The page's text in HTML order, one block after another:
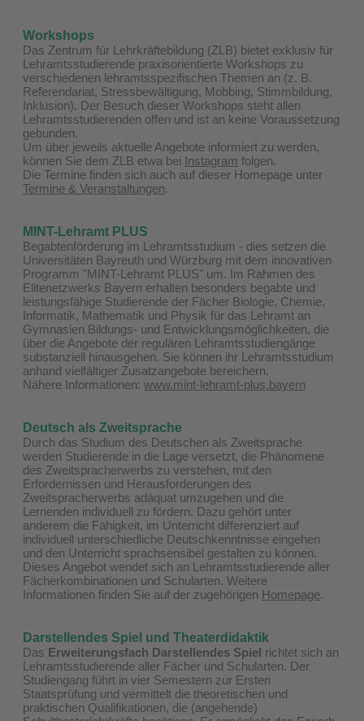
Workshops
Das Zentrum für Lehrkräftebildung (ZLB) bietet exklusiv für
Lehramtsstudierende praxisorientierte Workshops zu
verschiedenen lehramtsspezifischen Themen an (z. B.
Referendariat, Stressbewältigung, Mobbing, Stimmbildung,
Inklusion). Der Besuch dieser Workshops steht allen
Lehramtsstudierenden offen und ist an keine Voraussetzung
gebunden.
Um über jeweils aktuelle Angebote informiert zu werden,
können Sie dem ZLB etwa bei Instagram folgen.
Die Termine finden sich auch auf dieser Homepage unter
Termine & Veranstaltungen.
MINT-Lehramt PLUS
Begabtenförderung im Lehramtsstudium - dies setzen die
Universitäten Bayreuth und Würzburg mit dem innovativen
Programm "MINT-Lehramt PLUS" um. Im Rahmen des
Elitenetzwerks Bayern erhalten besonders begabte und
leistungsfähige Studierende der Fächer Biologie, Chemie,
Informatik, Mathematik und Physik für das Lehramt an
Gymnasien Bildungs- und Entwicklungsmöglichkeiten, die
über die Angebote der regulären Lehramtsstudiengänge
substanziell hinausgehen. Sie können ihr Lehramtsstudium
anhand vielfältiger Zusatzangebote bereichern.
Nähere Informationen: www.mint-lehramt-plus.bayern
Deutsch als Zweitsprache
Durch das Studium des Deutschen als Zweitsprache
werden Studierende in die Lage versetzt, die Phänomene
des Zweitspracherwerbs zu verstehen, mit den
Erfordernissen und Herausforderungen des
Zweitspracherwerbs adäquat umzugehen und die
Lernenden individuell zu fördern. Dazu gehört unter
anderem die Fähigkeit, im Unterricht differenziert auf
individuell unterschiedliche Deutschkenntnisse eingehen
und den Unterricht sprachsensibel gestalten zu können.
Dieses Angebot wendet sich an Lehramtsstudierende aller
Fächerkombinationen und Schularten. Weitere
Informationen finden Sie auf der zugehörigen Homepage.
Darstellendes Spiel und Theaterdidaktik
Das Erweiterungsfach Darstellendes Spiel richtet sich an
Lehramtsstudierende aller Fächer und Schularten. Der
Studiengang führt in vier Semestern zur Ersten
Staatsprüfung und vermittelt die theoretischen und
praktischen Qualifikationen, die (angehende)